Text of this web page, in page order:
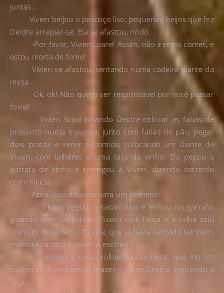
juntas…
Vivien beijou o pescoço liso, pequenos beijos que fez
Deidre arrepiar-se. Ela se afastou, rindo.
-Por favor, Vivien…pare! Assim, não iremos comer, e
estou morta de fome!
Vivien se afastou, sentando numa cadeira diante da
mesa .
-Ok, ok! Não quero ser responsável por você passar
fome!
Vivien ficou olhando Deidre colocar as fatias de
presunto numa travessa, junto com fatias de pão, pegar
dois pratos e servir a comida, colocando um diante de
Vivien, com talheres e uma taça de vinho. Ela pegou a
garrafa de vinho e entregou à Vivien, dizendo sorrindo
com malícia:
-Abra. Isso é tarefa para um homem.
Vivien pegou o sacarrolha e enfiou na garrafa,
girando com habilidade. Puxou com força e a rolha saiu
com um ruído seco. Deidre, que já havia sentado também,
estendeu a taça e Vivien a encheu.
-Brindo à uma mulher maravilhosa, que me fez
conhecer o verdadeiro prazer – Disse Deidre, erguendo a
taça.